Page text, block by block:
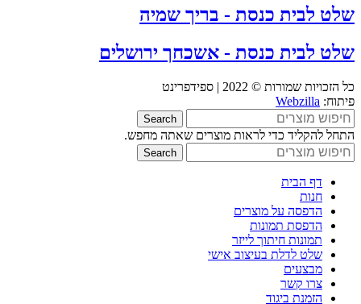
שלט לבית כנסת - בריך שמיה
שלט לבית כנסת - אשכחך ירושלים
כל הזכויות שמורות © 2022 | ספידפרינט
פיתוח: Webzilla
Search
התחל להקליד כדי לראות מוצרים שאתה מחפש.
Search
דף הבית
חנות
הדפסה על מוצרים
הדפסת תמונות
תמונות חיתוך לייזר
שלט לדלת בעיצוב אישי
מבצעים
צרו קשר
הזמנת ביגוד